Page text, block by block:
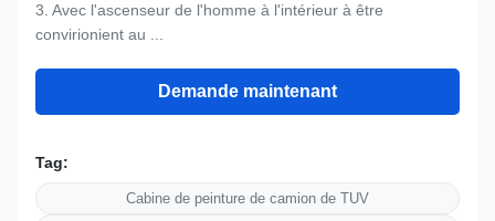
3. Avec l'ascenseur de l'homme à l'intérieur à être
convirionient au ...
Demande maintenant
Tag:
Cabine de peinture de camion de TUV